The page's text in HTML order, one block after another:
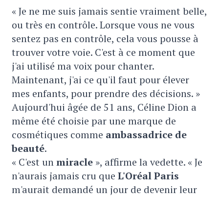
« Je ne me suis jamais sentie vraiment belle,
ou très en contrôle. Lorsque vous ne vous
sentez pas en contrôle, cela vous pousse à
trouver votre voie. C'est à ce moment que
j'ai utilisé ma voix pour chanter.
Maintenant, j'ai ce qu'il faut pour élever
mes enfants, pour prendre des décisions. »
Aujourd'hui âgée de 51 ans, Céline Dion a
même été choisie par une marque de
cosmétiques comme ambassadrice de
beauté.
« C'est unmiracle », affirme la vedette. « Je
n'aurais jamais cru que L'Oréal Paris
m'aurait demandé un jour de devenir leur